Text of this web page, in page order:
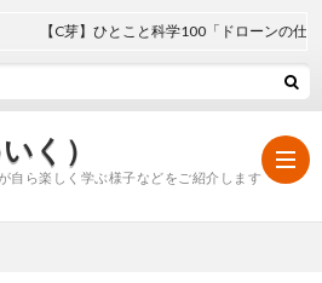
く）
自ら楽しく学ぶ様子などをご紹介します
【C芽】ひとこと科学100「ドローンの仕組み